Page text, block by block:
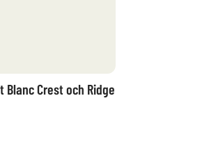
Crest och Ridge